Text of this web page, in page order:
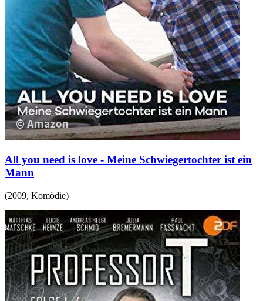
All you need is love - Meine Schwiegertochter ist ein
Mann
(2009, Komödie)